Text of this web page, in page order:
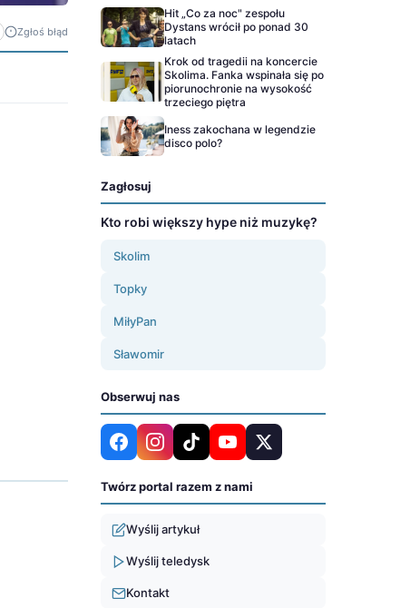
Zgłoś błąd
Hit „Co za noc" zespołu
Dystans wrócił po ponad 30
latach
Krok od tragedii na koncercie
Skolima. Fanka wspinała się po
piorunochronie na wysokość
trzeciego piętra
Iness zakochana w legendzie
disco polo?
Zagłosuj
Kto robi większy hype niż muzykę?
Skolim
Topky
MiłyPan
Sławomir
Obserwuj nas
Twórz portal razem z nami
Wyślij artykuł
Wyślij teledysk
Kontakt